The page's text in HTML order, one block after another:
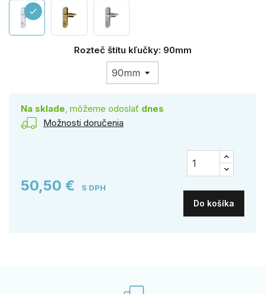
check
Rozteč štítu kľučky: 90mm
Na sklade, môžeme odoslať dnes
Možnosti doručenia
50,50 € S DPH
Do košíka